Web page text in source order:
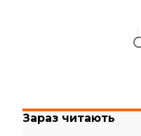
Зараз читають